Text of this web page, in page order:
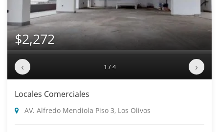
$2,272
‹ 1 / 4 ›
Locales Comerciales
AV. Alfredo Mendiola Piso 3, Los Olivos